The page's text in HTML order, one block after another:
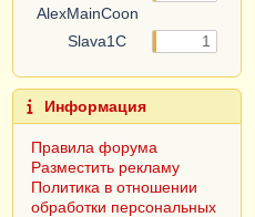
AlexMainCoon
Slava1C 1
Информация
Правила форума
Разместить рекламу
Политика в отношении
обработки персональных